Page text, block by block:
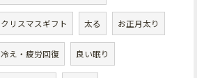
クリスマスギフト 太る お正月太り
冷え・疲労回復 良い眠り